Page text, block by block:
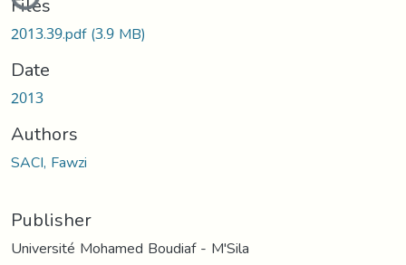
2013.39.pdf(3.9 MB)
Date
2013
Authors
SACI, Fawzi
Publisher
Université Mohamed Boudiaf - M'Sila